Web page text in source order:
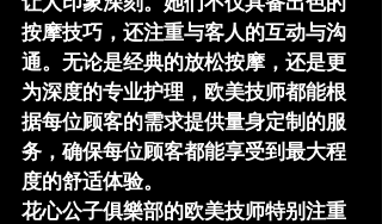
按摩技巧，还注重与客人的互动与沟
通。无论是经典的放松按摩，还是更
为深度的专业护理，欧美技师都能根
据每位顾客的需求提供量身定制的服
务，确保每位顾客都能享受到最大程
度的舒适体验。
花心公子俱樂部的欧美技师特别注重